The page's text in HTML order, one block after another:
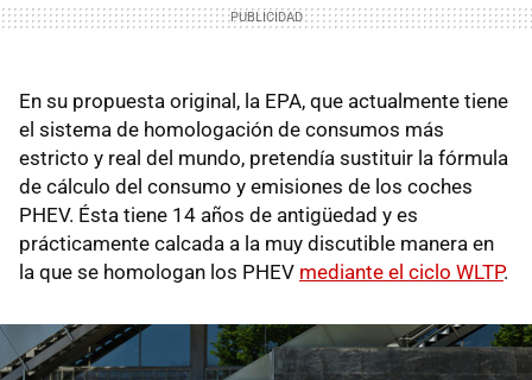
En su propuesta original, la EPA, que actualmente tiene
el sistema de homologación de consumos más
estricto y real del mundo, pretendía sustituir la fórmula
de cálculo del consumo y emisiones de los coches
PHEV. Ésta tiene 14 años de antigüedad y es
prácticamente calcada a la muy discutible manera en
la que se homologan los PHEV mediante el ciclo WLTP.